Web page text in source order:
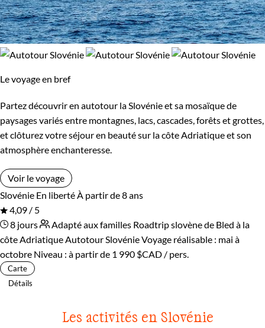
Le voyage en bref
Partez découvrir en autotour la Slovénie et sa mosaïque de
paysages variés entre montagnes, lacs, cascades, forêts et grottes,
et clôturez votre séjour en beauté sur la côte Adriatique et son
atmosphère enchanteresse.
Voir le voyage
Slovénie En liberté À partir de 8 ans
4,09 / 5
8 jours
Adapté aux familles Roadtrip slovène de Bled à la
côte Adriatique Autotour SlovénieVoyage réalisable : mai à
octobre Niveau : à partir de 1 990 $CAD / pers.
Carte
Détails
Les activités en Slovénie